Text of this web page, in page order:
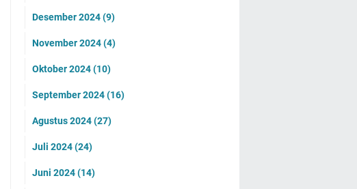
Desember 2024(9)
November 2024(4)
Oktober 2024(10)
September 2024(16)
Agustus 2024(27)
Juli 2024(24)
Juni 2024(14)